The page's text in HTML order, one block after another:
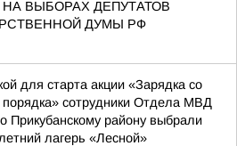
НА ВЫБОРАХ ДЕПУТАТОВ
ДУМЫ РФ
для старта акции «Зарядка со
сотрудники Отдела МВД
Прикубанскому району выбрали
лагерь «Лесной»